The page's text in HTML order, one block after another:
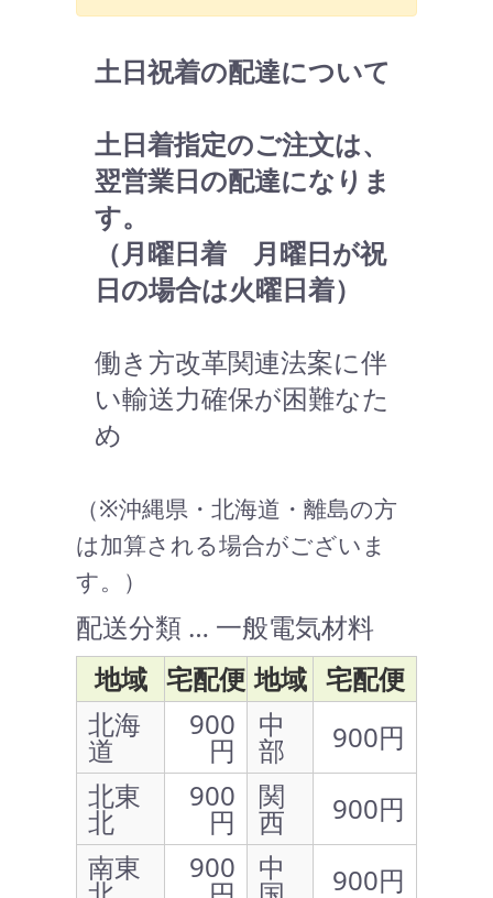
土日祝着の配達について
土日着指定のご注文は、
翌営業日の配達になりま
す。
（月曜日着 月曜日が祝
日の場合は火曜日着）
働き方改革関連法案に伴
い輸送力確保が困難なた
め
（※沖縄県・北海道・離島の方
は加算される場合がございま
す。）
配送分類 … 一般電気材料
地域 宅配便 地域 宅配便
北海
道
900
円
中
部
900円
北東
北
900
円
関
西
900円
南東
900 中 900円